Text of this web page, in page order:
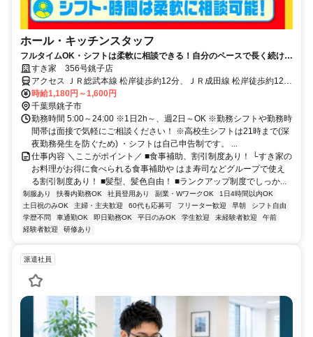
ホール・キッチンスタッフ
フルタイムOK・シフトは柔軟に相談できる！自分のペースで長く続けら
れる職場です◎
すき家 356号銚子店
アクセス ＪＲ総武本線 松岸徒歩約12分、ＪＲ成田線 松岸徒歩約12
分、銚子電気鉄道 銚子徒歩約27分 松岸駅より徒歩12分
時給1,180円～1,600円
千葉県銚子市
勤務時間 5:00～24:00 ※1日2h～、週2日～OK ※勤務シフトや勤務時
間帯は面接で気軽にご相談ください！ ※高校生シフトは21時まで(深
夜勤務発生を防ぐため) ・シフトは自己申告制です。 ...
仕事内容 ＼ここがポイント／ ■食事補助、割引制度あり！ └すき家の
お料理がお得に食べられる食事補助や はま寿司などグループで使え
る割引制度あり！ ■髪型、髪色自由！ ■ランクアップ制度でしっか...
制服あり 扶養内勤務OK 社員登用あり 副業・WワークOK
1日4時間以内OK
土日祝のみOK
主婦・主夫歓迎 60代も応募可 フリーター歓迎 早朝
シフト自由
学歴不問
車通勤OK 即日勤務OK 平日のみOK 学生歓迎 未経験者歓迎
午前
経験者歓迎
研修あり
派遣社員